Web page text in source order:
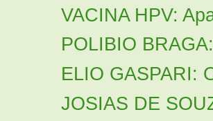
VACINA HPV:
POLIBIO
ELIO GASPARI:
JOSIAS DE